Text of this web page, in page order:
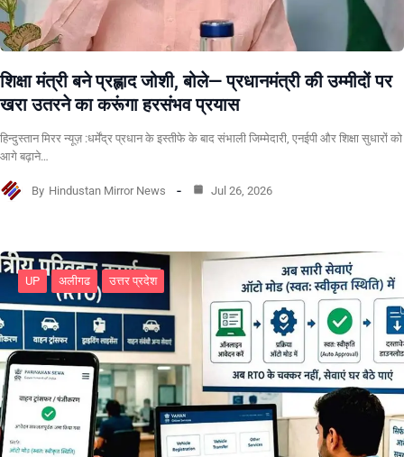
शिक्षा मंत्री बने प्रह्लाद जोशी, बोले— प्रधानमंत्री की उम्मीदों पर
खरा उतरने का करूंगा हरसंभव प्रयास
हिन्दुस्तान मिरर न्यूज़ :धर्मेंद्र प्रधान के इस्तीफे के बाद संभाली जिम्मेदारी, एनईपी और शिक्षा सुधारों को
आगे बढ़ाने…
By Hindustan Mirror News Jul 26, 2026
UP अलीगढ उत्तर प्रदेश